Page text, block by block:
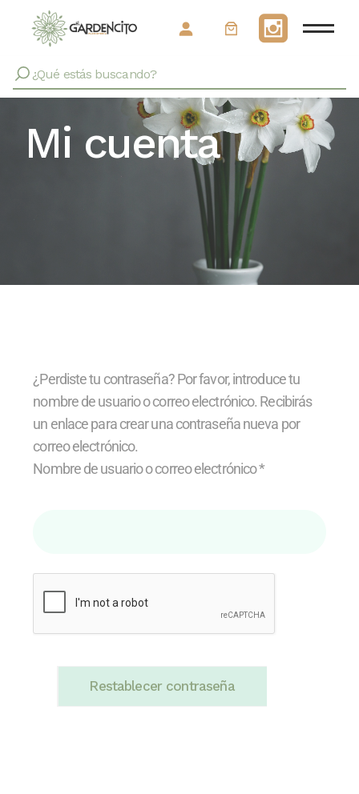
Mi cuenta
¿Perdiste tu contraseña? Por favor, introduce tu
nombre de usuario o correo electrónico. Recibirás
un enlace para crear una contraseña nueva por
correo electrónico.
Nombre de usuario o correo electrónico*
Restablecer contraseña